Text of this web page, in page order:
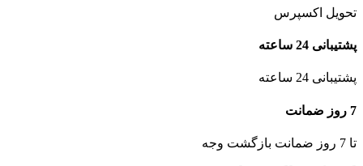
تحویل اکسپرس
پشتیبانی 24 ساعته
پشتیبانی 24 ساعته
7 روز ضمانت
تا 7 روز ضمانت بازگشت وجه